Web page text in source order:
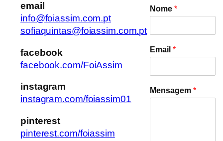
email
info@foiassim.com.pt
sofiaquintas@foiassim.com.pt
facebook
facebook.com/FoiAssim
instagram
instagram.com/foiassim01
pinterest
pinterest.com/foiassim
Nome *
Email *
Mensagem *